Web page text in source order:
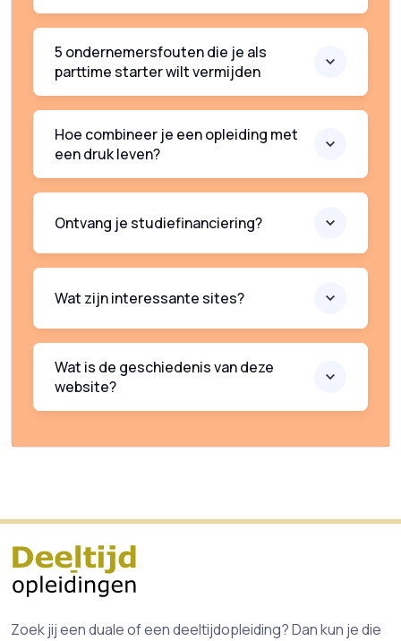
5 ondernemersfouten die je als
parttime starter wilt vermijden
Hoe combineer je een opleiding met
een druk leven?
Ontvang je studiefinanciering?
Wat zijn interessante sites?
Wat is de geschiedenis van deze
website?
Zoek jij een duale of een deeltijdopleiding? Dan kun je die